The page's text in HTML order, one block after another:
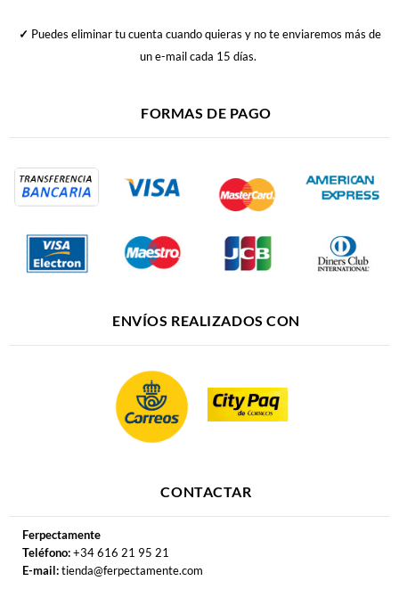
✓ Puedes eliminar tu cuenta cuando quieras y no te enviaremos más de
un e-mail cada 15 días.
FORMAS DE PAGO
ENVÍOS REALIZADOS CON
CONTACTAR
Ferpectamente
Teléfono:+34 616 21 95 21
E-mail:tienda@ferpectamente.com